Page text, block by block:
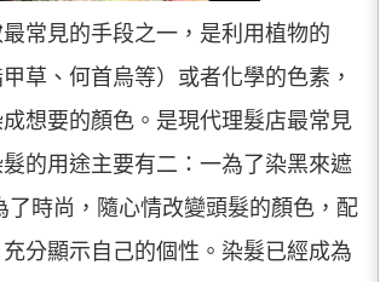
常見的手段之一，是利用植物的
甲草、何首烏等）或者化學的色素，
想要的顏色。是現代理髮店最常見
的用途主要有二：一為了染黑來遮
了時尚，隨心情改變頭髮的顏色，配
分顯示自己的個性。染髮已經成為